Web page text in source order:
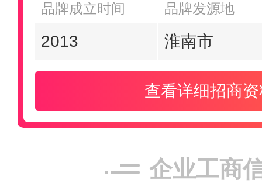
品牌成立时间
2013
品牌发源地
淮南市
查看详细招商
企业工商